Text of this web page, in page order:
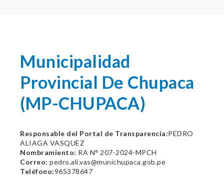
Municipalidad
Provincial De Chupaca
(MP-CHUPACA)
Responsable del Portal de Transparencia:PEDRO
ALIAGA VASQUEZ
Nombramiento: RA N° 207-2024-MPCH
Correo: pedro.ali.vas@munichupaca.gob.pe
Teléfono:965378647